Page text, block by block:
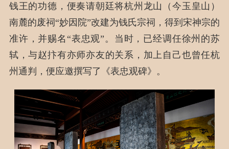
钱王的功德，便奏请朝廷将杭州龙山（今玉皇山）
南麓的废祠“妙因院”改建为钱氏宗祠，得到宋神宗的
准许，并赐名“表忠观”。当时，已经调任徐州的苏
轼，与赵抃有亦师亦友的关系，加上自己也曾任杭
州通判，便应邀撰写了《表忠观碑》。